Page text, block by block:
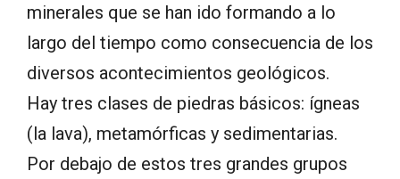
minerales que se han ido formando a lo
largo del tiempo como consecuencia de los
diversos acontecimientos geológicos.
Hay tres clases de piedras básicos: ígneas
(la lava), metamórficas y sedimentarias.
Por debajo de estos tres grandes grupos